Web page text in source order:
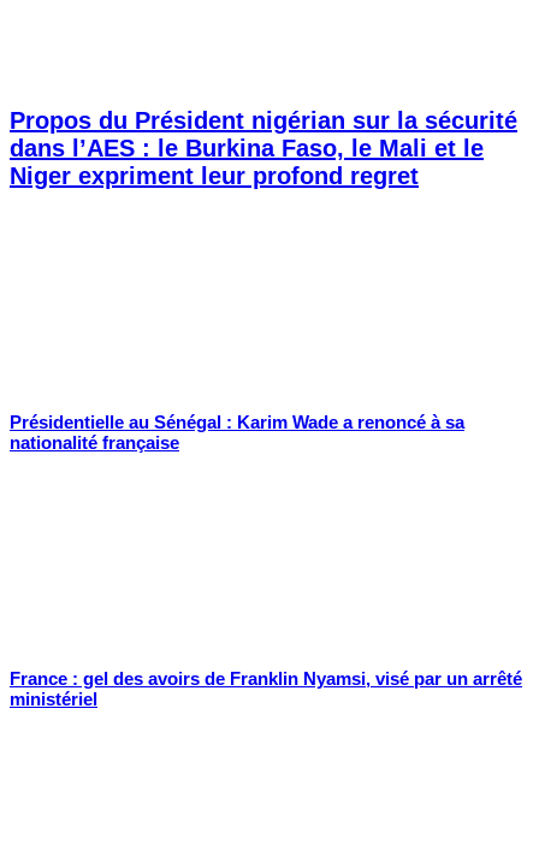
Propos du Président nigérian sur la sécurité
dans l’AES : le Burkina Faso, le Mali et le
Niger expriment leur profond regret
Présidentielle au Sénégal : Karim Wade a renoncé à sa
nationalité française
France : gel des avoirs de Franklin Nyamsi, visé par un arrêté
ministériel